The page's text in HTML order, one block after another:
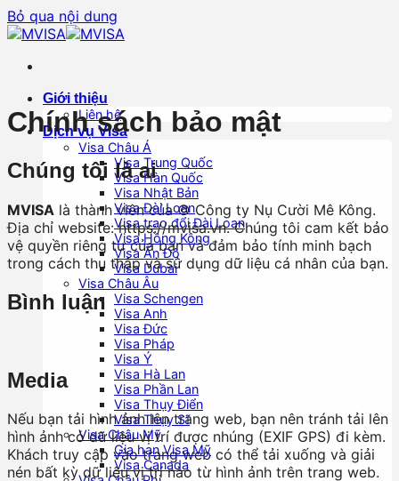
Bỏ qua nội dung
Giới thiệu
Liên hệ
Dịch vụ Visa
Visa Châu Á
Visa Trung Quốc
Visa Hàn Quốc
Visa Nhật Bản
Visa Đài Loan
Visa trao đổi Đài Loan
Visa Hồng Kông
Visa Ấn Độ
Visa Dubai
Visa Châu Âu
Visa Schengen
Visa Anh
Visa Đức
Visa Pháp
Visa Ý
Visa Hà Lan
Visa Phần Lan
Visa Thụy Điển
Visa Thụy Sĩ
Visa Châu Mỹ
Gia hạn Visa Mỹ
Visa Canada
Chính sách bảo mật
Chúng tôi là ai
MVISA là thành viên của © Công ty Nụ Cười Mê Kông.
Địa chỉ website: https://mvisa.vn. Chúng tôi cam kết bảo
vệ quyền riêng tư của bạn và đảm bảo tính minh bạch
trong cách thu thập và sử dụng dữ liệu cá nhân của bạn.
Bình luận
Media
Nếu bạn tải hình ảnh lên trang web, bạn nên tránh tải lên
hình ảnh có dữ liệu vị trí được nhúng (EXIF GPS) đi kèm.
Khách truy cập vào trang web có thể tải xuống và giải
nén bất kỳ dữ liệu vị trí nào từ hình ảnh trên trang web.